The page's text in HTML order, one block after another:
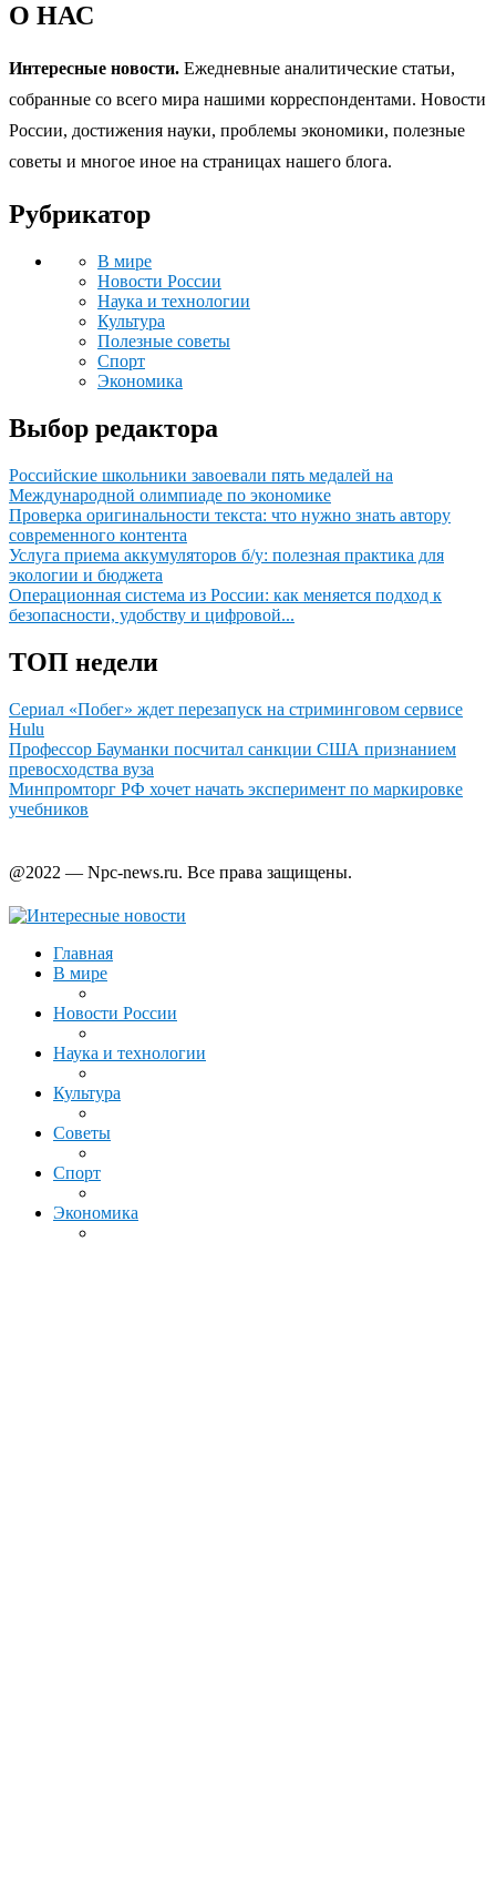
О НАС
Интересные новости. Ежедневные аналитические статьи,
собранные со всего мира нашими корреспондентами. Новости
России, достижения науки, проблемы экономики, полезные
советы и многое иное на страницах нашего блога.
Рубрикатор
В мире
Новости России
Наука и технологии
Культура
Полезные советы
Спорт
Экономика
Выбор редактора
Российские школьники завоевали пять медалей на
Международной олимпиаде по экономике
Проверка оригинальности текста: что нужно знать автору
современного контента
Услуга приема аккумуляторов б/у: полезная практика для
экологии и бюджета
Операционная система из России: как меняется подход к
безопасности, удобству и цифровой...
ТОП недели
Сериал «Побег» ждет перезапуск на стриминговом сервисе
Hulu
Профессор Бауманки посчитал санкции США признанием
превосходства вуза
Минпромторг РФ хочет начать эксперимент по маркировке
учебников
@2022 — Npc-news.ru. Все права защищены.
Главная
В мире
Новости России
Наука и технологии
Культура
Советы
Спорт
Экономика